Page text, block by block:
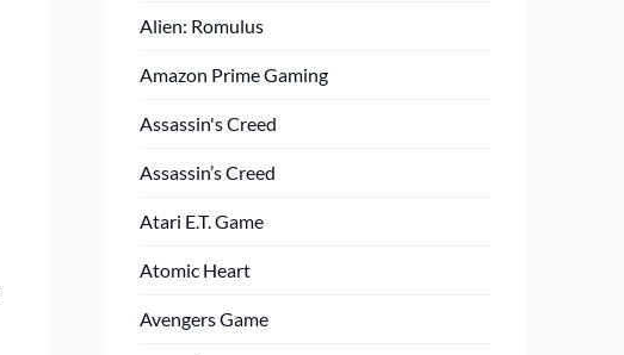
Alien: Romulus
Amazon Prime Gaming
Assassin's Creed
Assassin’s Creed
Atari E.T. Game
Atomic Heart
Avengers Game